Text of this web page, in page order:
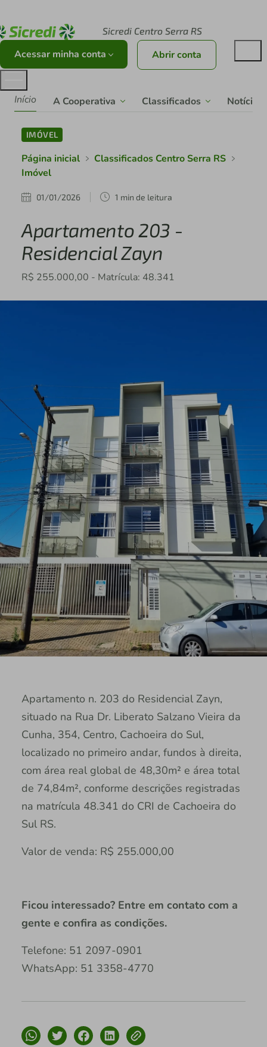
Sicredi Centro Serra RS
Acessar minha conta Abrir conta
Início A Cooperativa Classificados Notícias
IMÓVEL
Página inicial
Classificados Centro Serra RS
Imóvel
01/01/2026 1 min de leitura
Apartamento 203 -
Residencial Zayn
R$ 255.000,00 - Matrícula: 48.341
Apartamento n. 203 do Residencial Zayn,
situado na Rua Dr. Liberato Salzano Vieira da
Cunha, 354, Centro, Cachoeira do Sul,
localizado no primeiro andar, fundos à direita,
com área real global de 48,30m² e área total
de 74,84m², conforme descrições registradas
na matrícula 48.341 do CRI de Cachoeira do
Sul RS.
Valor de venda: R$ 255.000,00
Ficou interessado? Entre em contato com a
gente e confira as condições.
Telefone: 51 2097-0901
WhatsApp: 51 3358-4770